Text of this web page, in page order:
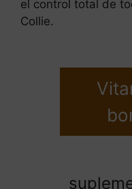
el control total de
Collie.